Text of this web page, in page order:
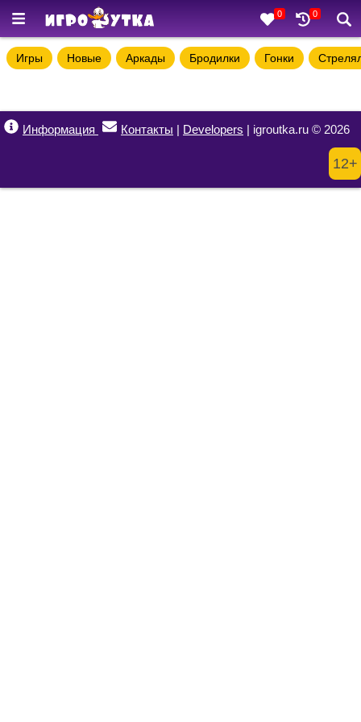
0 0
Игры Новые Аркады Бродилки Гонки
Информация Контакты | Developers | igroutka.ru © 2026
12+